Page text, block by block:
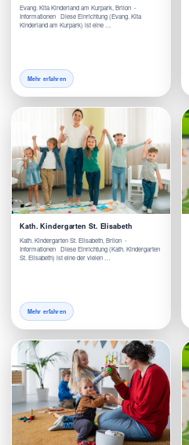
Evang. Kita Kinderland am Kurpark, Brilon -
Informationen Diese Einrichtung (Evang. Kita
Kinderland am Kurpark) ist eine …
Mehr erfahren
Kath. Kindergarten St. Elisabeth
Kath. Kindergarten St. Elisabeth, Brilon -
Informationen Diese Einrichtung (Kath. Kindergarten
St. Elisabeth) ist eine der vielen …
Mehr erfahren